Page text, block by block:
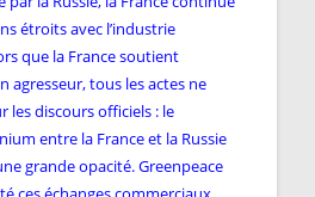
étroits avec l’industrie
que la France soutient
agresseur, tous les actes ne
les discours officiels : le
entre la France et la Russie
grande opacité. Greenpeace